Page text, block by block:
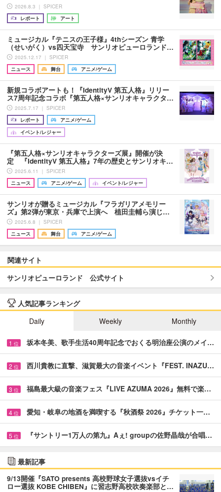
2026.8.3 ｜ SPICER
レポート
アート
ミュージカル『テニスの王子様』4thシーズン 青学
（せいがく）vs四天宝寺 サンリオピューロランド…
2025.12.17 ｜ SPICER
ニュース
舞台 アニメ/ゲーム
新規コラボアートも！『IdentityV 第五人格』リリー
ス7周年記念コラボ『第五人格×サンリオキャラクタ…
2025.7.17 ｜ SPICER
レポート
アニメ/ゲーム
イベント/レジャー
『第五人格×サンリオキャラクターズ展』開催が決
定 『IdentityV 第五人格』7年の歴史とサンリオキ…
2025.6.11 ｜ SPICER
ニュース
アニメ/ゲーム イベント/レジャー
サンリオが贈るミュージカル『フラガリアメモリー
ズ』第2弾が東京・兵庫で上演へ 植田圭輔ら演じ…
2025.6.8 ｜ SPICER
ニュース
舞台 アニメ/ゲーム
関連サイト
サンリオピューロランド 公式サイト
人気記事ランキング
Daily
Weekly Monthly
1 位 坂本冬美、歌手生活40周年記念でおくる明治座公演のメイ…
2 位 西川貴教に直撃、滋賀最大の音楽イベント『FEST. INAZU…
3 位 福島最大級の音楽フェス『LIVE AZUMA 2026』無料で楽…
4 位 愛知・岐阜の地酒を満喫する『秋酒祭 2026』チケット一…
5 位 『サントリー1万人の第九』Aぇ! groupの佐野晶哉が合唱…
最新記事
9/13開催『SATO presents 高校野球女子選抜vsイチ
ロー選抜 KOBE CHIBEN』に習志野高校吹奏楽部と…